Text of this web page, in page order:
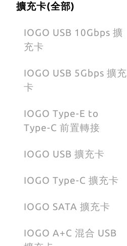
擴充卡(全部)
IOGO USB 10Gbps 擴
充卡
IOGO USB 5Gbps 擴充
卡
IOGO Type-E to
Type-C 前置轉接
IOGO USB 擴充卡
IOGO Type-C 擴充卡
IOGO SATA 擴充卡
IOGO A+C 混合 USB